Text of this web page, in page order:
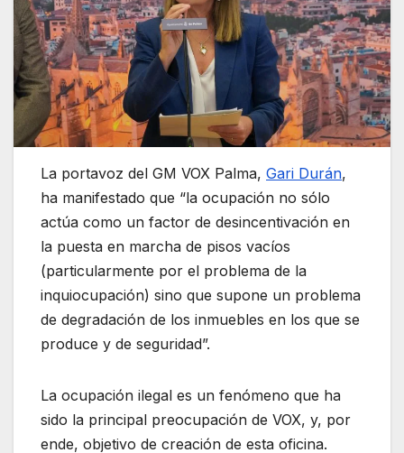
La portavoz del GM VOX Palma, Gari Durán,
ha manifestado que “la ocupación no sólo
actúa como un factor de desincentivación en
la puesta en marcha de pisos vacíos
(particularmente por el problema de la
inquiocupación) sino que supone un problema
de degradación de los inmuebles en los que se
produce y de seguridad”.
La ocupación ilegal es un fenómeno que ha
sido la principal preocupación de VOX, y, por
ende, objetivo de creación de esta oficina.